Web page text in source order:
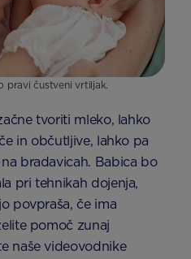
pravi čustveni vrtiljak.
tvoriti mleko, lahko
in občutljive, lahko pa
bradavicah. Babica bo
pri tehnikah dojenja,
povpraša, če ima
pomoč zunaj
naše videovodnike